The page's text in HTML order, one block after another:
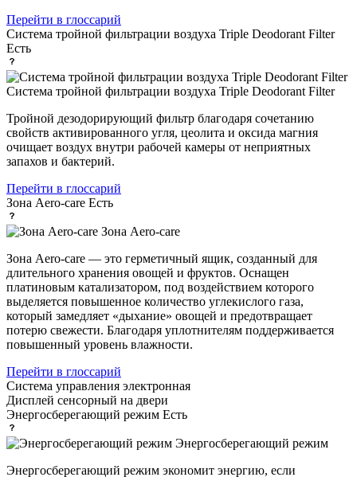
Перейти в глоссарий
Система тройной фильтрации воздуха Triple Deodorant Filter
Есть
Система тройной фильтрации воздуха Triple Deodorant Filter
Тройной дезодорирующий фильтр благодаря сочетанию
свойств активированного угля, цеолита и оксида магния
очищает воздух внутри рабочей камеры от неприятных
запахов и бактерий.
Перейти в глоссарий
Зона Aero-care Есть
Зона Aero-care
Зона Aero-care — это герметичный ящик, созданный для
длительного хранения овощей и фруктов. Оснащен
платиновым катализатором, под воздействием которого
выделяется повышенное количество углекислого газа,
который замедляет «дыхание» овощей и предотвращает
потерю свежести. Благодаря уплотнителям поддерживается
повышенный уровень влажности.
Перейти в глоссарий
Система управления электронная
Дисплей сенсорный на двери
Энергосберегающий режим Есть
Энергосберегающий режим
Энергосберегающий режим экономит энергию, если